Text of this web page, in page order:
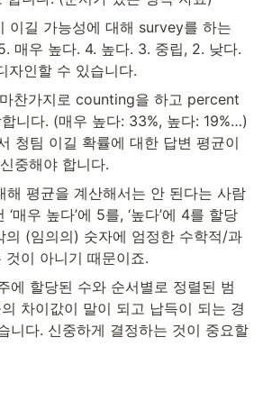
이길 가능성에 대해 survey를 하는
매우 높다. 4. 높다. 3. 중립, 2. 낮다.
자인할 수 있습니다.
찬가지로 counting을 하고 percent
니다. (매우 높다: 33%, 높다: 19%…)
청팀 이길 확률에 대한 답변 평균이
중해야 합니다.
평균을 계산해서는 안 된다는 사람
매우 높다’에 5를, ‘높다’에 4를 할당
의 (임의의) 숫자에 엄정한 수학적/과
것이 아니기 때문이죠.
에 할당된 수와 순서별로 정렬된 범
차이값이 말이 되고 납득이 되는 경
니다. 신중하게 결정하는 것이 중요할